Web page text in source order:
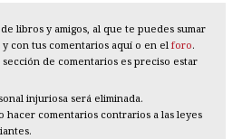
libros y amigos, al que te puedes sumar
con tus comentarios aquí o en el foro.
de comentarios es preciso estar
injuriosa será eliminada.
hacer comentarios contrarios a las leyes